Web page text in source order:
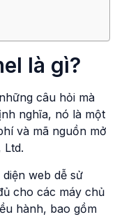
là gì?
câu hỏi mà
nghĩa, nó là một
và mã nguồn mở
Ltd.
web dễ sử
cho các máy chủ
hành, bao gồm